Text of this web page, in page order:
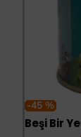
-45 %